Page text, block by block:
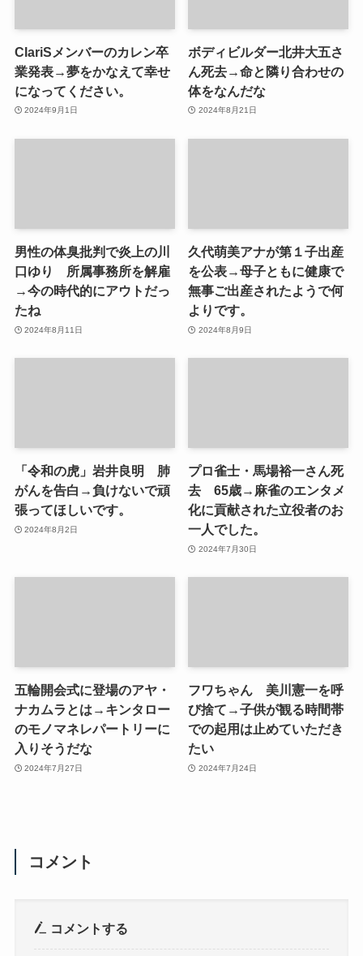
ClariSメンバーのカレン卒
業発表→夢をかなえて幸せ
になってください。
2024年9月1日
ボディビルダー北井大五さ
ん死去→命と隣り合わせの
体をなんだな
2024年8月21日
男性の体臭批判で炎上の川
口ゆり 所属事務所を解雇
→今の時代的にアウトだっ
たね
2024年8月11日
久代萌美アナが第１子出産
を公表→母子ともに健康で
無事ご出産されたようで何
よりです。
2024年8月9日
「令和の虎」岩井良明 肺
がんを告白→負けないで頑
張ってほしいです。
2024年8月2日
プロ雀士・馬場裕一さん死
去 65歳→麻雀のエンタメ
化に貢献された立役者のお
一人でした。
2024年7月30日
五輪開会式に登場のアヤ・
ナカムラとは→キンタロー
のモノマネレパートリーに
入りそうだな
2024年7月27日
フワちゃん 美川憲一を呼
び捨て→子供が観る時間帯
での起用は止めていただき
たい
2024年7月24日
コメント
コメントする